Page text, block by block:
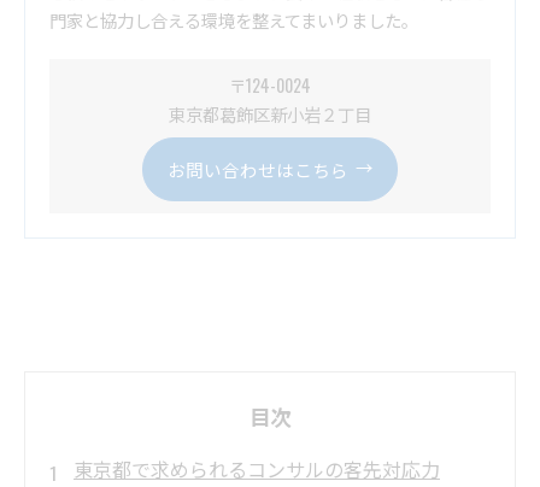
門家と協力し合える環境を整えてまいりました。
〒124-0024
東京都葛飾区新小岩２丁目
お問い合わせはこちら
目次
東京都で求められるコンサルの客先対応力